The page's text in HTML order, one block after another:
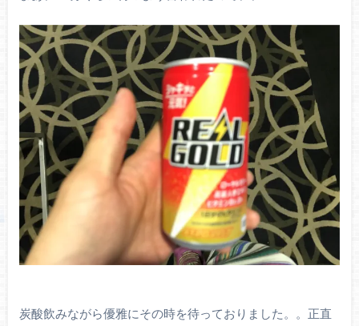
炭酸飲みながら優雅にその時を待っておりました。。正直